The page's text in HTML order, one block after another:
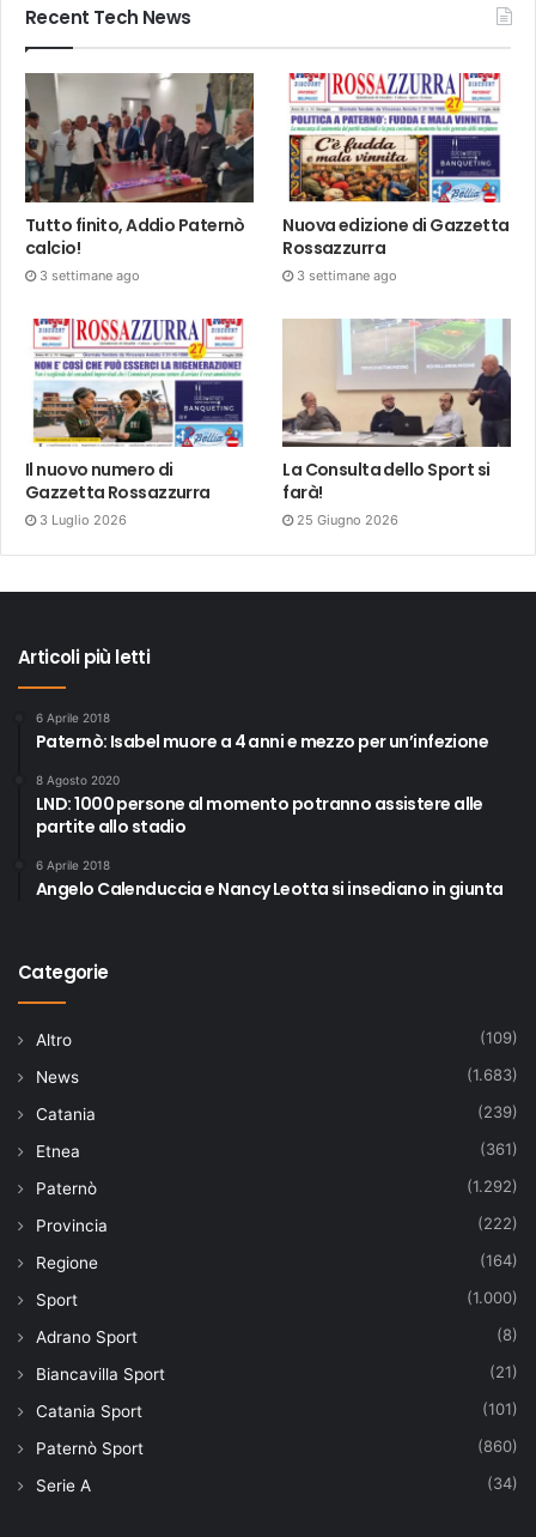
Recent Tech News
Tutto finito, Addio Paternò
calcio!
3 settimane ago
Nuova edizione di Gazzetta
Rossazzurra
3 settimane ago
Il nuovo numero di
Gazzetta Rossazzurra
3 Luglio 2026
La Consulta dello Sport si
farà!
25 Giugno 2026
Articoli più letti
6 Aprile 2018
Paternò: Isabel muore a 4 anni e mezzo per un’infezione
8 Agosto 2020
LND: 1000 persone al momento potranno assistere alle
partite allo stadio
6 Aprile 2018
Angelo Calenduccia e Nancy Leotta si insediano in giunta
Categorie
Altro (109)
News (1.683)
Catania (239)
Etnea (361)
Paternò (1.292)
Provincia (222)
Regione (164)
Sport (1.000)
Adrano Sport (8)
Biancavilla Sport (21)
Catania Sport (101)
Paternò Sport (860)
Serie A (34)